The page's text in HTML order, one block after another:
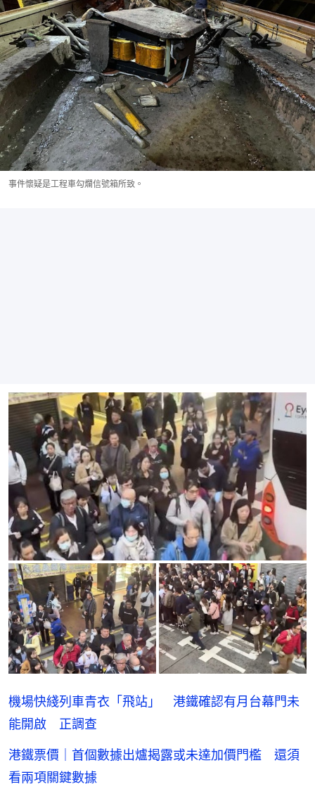
事件懷疑是工程車勾爛信號箱所致。
機場快綫列車青衣「飛站」 港鐵確認有月台幕門未
能開啟 正調查
港鐵票價｜首個數據出爐揭露或未達加價門檻 還須
看兩項關鍵數據